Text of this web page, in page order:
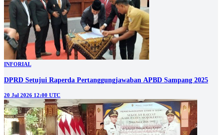
INFORIAL
DPRD Setujui Raperda Pertanggungjawaban APBD Sampang 2025
20 Jul 2026 12:00 UTC